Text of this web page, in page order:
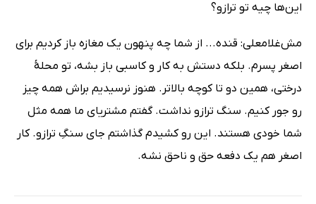
این‌ها چیه تو ترازو؟
مش‌غلامعلی: قنده... از شما چه پنهون یک مغازه باز کردیم برای
اصغر پسرم. بلکه دستش به کار و کاسبی باز بشه، تو محلۀ
درختی، همین دو تا کوچه بالاتر. هنوز نرسیدیم براش همه چیز
رو جور کنیم. سنگ ترازو نداشت. گفتم مشتریای ما همه مثل
شما خودی هستند. این رو کشیدم گذاشتم جای سنگِ ترازو. کار
اصغر هم یک دفعه حق و ناحق نشه.